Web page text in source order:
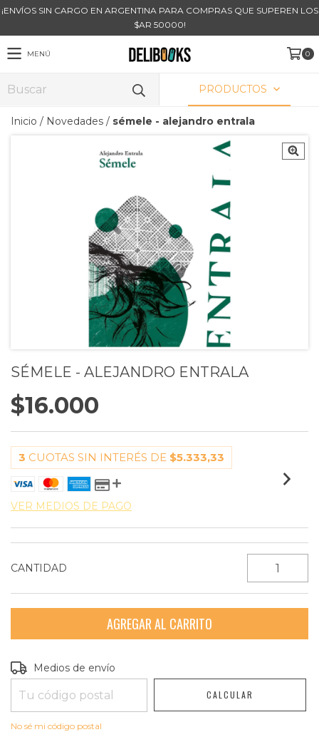
¡ENVÍOS SIN CARGO EN ARGENTINA PARA COMPRAS QUE SUPEREN LOS
$AR 50000!
MENÚ 0
PRODUCTOS
Inicio / Novedades / sémele - alejandro entrala
SÉMELE - ALEJANDRO ENTRALA
$16.000
3 CUOTAS SIN INTERÉS DE $5.333,33
VER MEDIOS DE PAGO
CANTIDAD
Entregas para el CP:
Medios de envío
CALCULAR
No sé mi código postal